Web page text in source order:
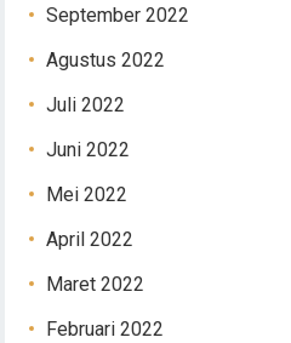
September 2022
Agustus 2022
Juli 2022
Juni 2022
Mei 2022
April 2022
Maret 2022
Februari 2022